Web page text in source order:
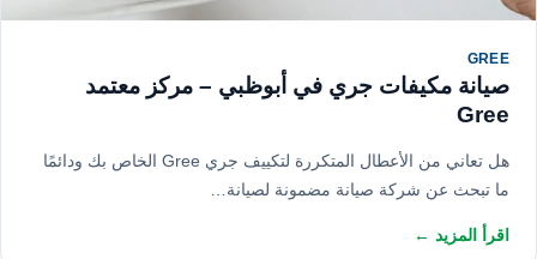
GREE
صيانة مكيفات جري في أبوظبي – مركز معتمد
Gree
هل تعاني من الأعطال المتكررة لتكييف جري Gree الخاص بك ودائمًا
ما تبحث عن شركة صيانة مضمونة لصيانة…
اقرأ المزيد ←